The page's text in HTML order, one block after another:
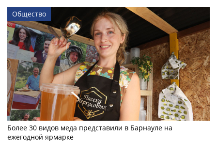
Общество
Более 30 видов меда представили в Барнауле на
ежегодной ярмарке